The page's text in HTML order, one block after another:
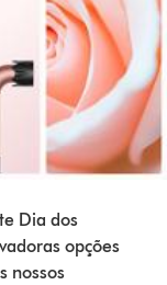
Dia dos
opções
nossos